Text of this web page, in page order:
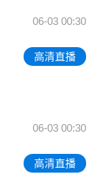
06-03 00:30
高清直播
06-03 00:30
高清直播